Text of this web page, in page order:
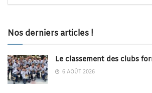
Nos derniers articles !
Le classement des clubs
6 AOÛT 2026